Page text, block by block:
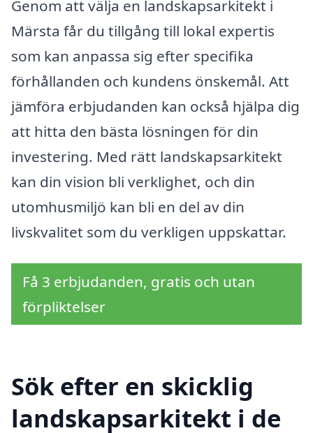
Genom att välja en landskapsarkitekt i
Märsta får du tillgång till lokal expertis
som kan anpassa sig efter specifika
förhållanden och kundens önskemål. Att
jämföra erbjudanden kan också hjälpa dig
att hitta den bästa lösningen för din
investering. Med rätt landskapsarkitekt
kan din vision bli verklighet, och din
utomhusmiljö kan bli en del av din
livskvalitet som du verkligen uppskattar.
Få 3 erbjudanden, gratis och utan
förpliktelser
Sök efter en skicklig
landskapsarkitekt i de